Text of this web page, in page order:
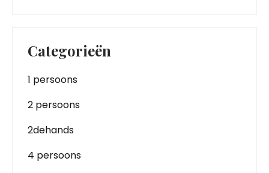
Categorieën
1 persoons
2 persoons
2dehands
4 persoons